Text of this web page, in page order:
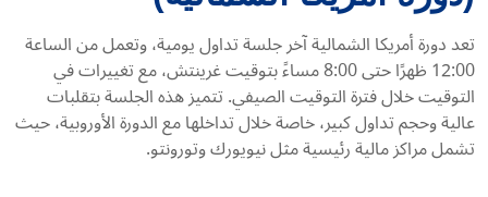
تعد دورة أمريكا الشمالية آخر جلسة تداول يومية، وتعمل من الساعة
12:00 ظهرًا حتى 8:00 مساءً بتوقيت غرينتش، مع تغييرات في
التوقيت خلال فترة التوقيت الصيفي. تتميز هذه الجلسة بتقلبات
عالية وحجم تداول كبير، خاصة خلال تداخلها مع الدورة الأوروبية، حيث
تشمل مراكز مالية رئيسية مثل نيويورك وتورونتو.